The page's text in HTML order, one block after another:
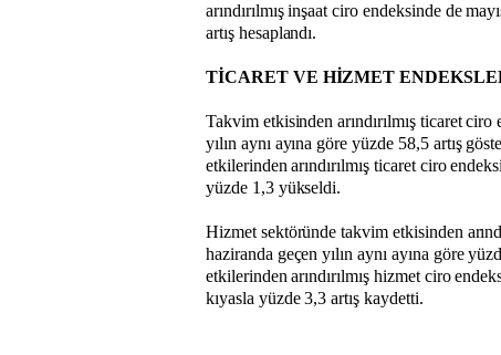
arındırılmış inşaat ciro endeksinde de
artış hesaplandı.
TİCARET VE HİZMET
Takvim etkisinden arındırılmış ticaret
yılın aynı ayına göre yüzde 58,5 artış
etkilerinden arındırılmış ticaret ciro
yüzde 1,3 yükseldi.
Hizmet sektöründe takvim etkisinden
haziranda geçen yılın aynı ayına göre
etkilerinden arındırılmış hizmet ciro
kıyasla yüzde 3,3 artış kaydetti.